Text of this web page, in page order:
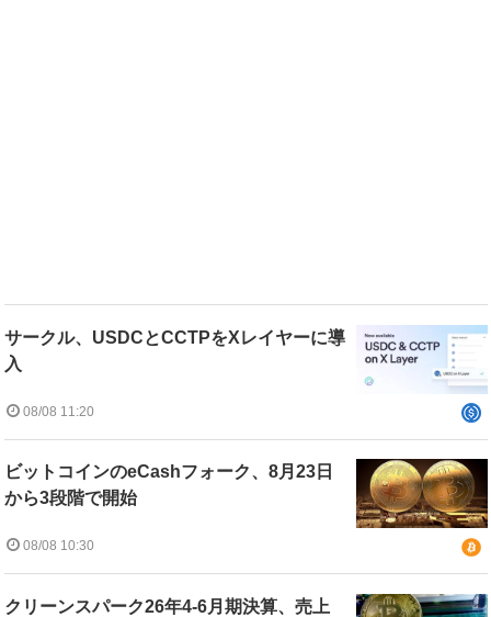
サークル、USDCとCCTPをXレイヤーに導
入
08/08 11:20
ビットコインのeCashフォーク、8月23日
から3段階で開始
08/08 10:30
クリーンスパーク26年4-6月期決算、売上